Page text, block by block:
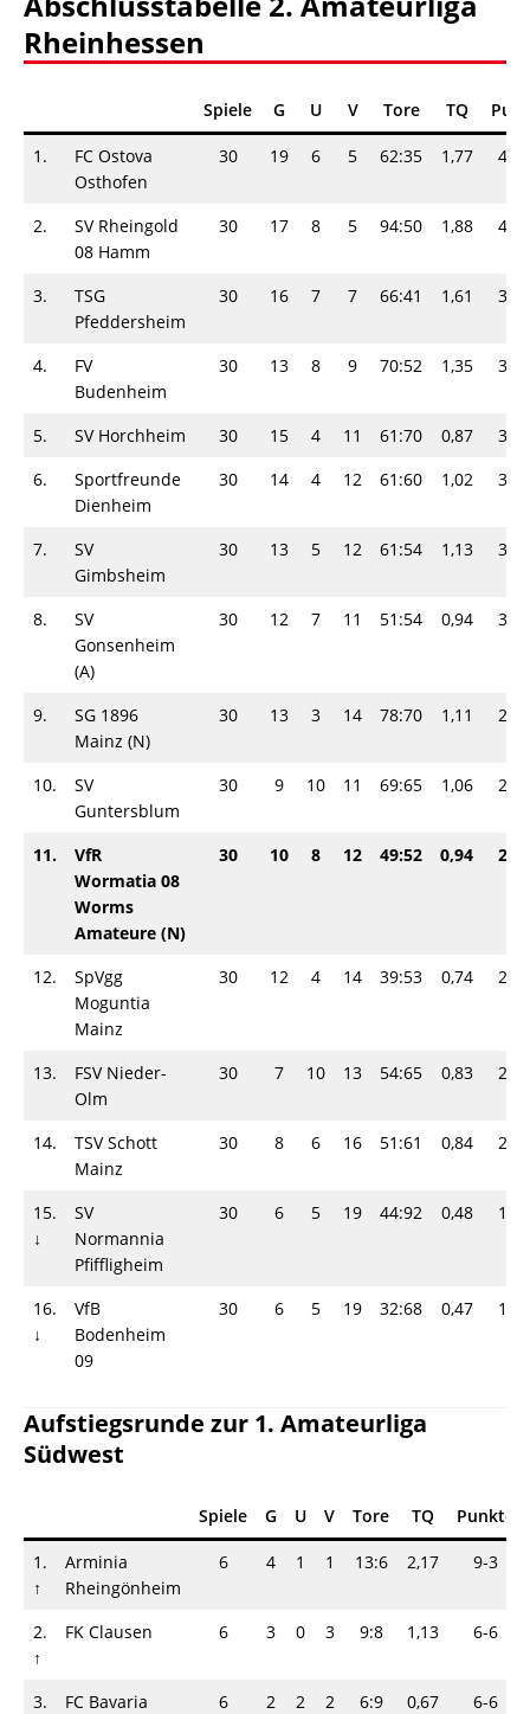
Rheinhessen
Spiele G U V Tore TQ
1.
FC Ostova
Osthofen
30 19 6 5 62:35 1,77 44-
2.
SV Rheingold
08 Hamm
30 17 8 5 94:50 1,88 42-
3.
TSG
Pfeddersheim
30 16 7 7 66:41 1,61 39-
4.
FV
Budenheim
30 13 8 9 70:52 1,35 34-
5. SV Horchheim 30 15 4 11 61:70 0,87
34-
6.
Sportfreunde
Dienheim
30 14 4 12 61:60 1,02 32-
7.
SV
Gimbsheim
30 13 5 12 61:54 1,13 31-
8.
SV
Gonsenheim
(A)
30 12 7 11 51:54 0,94 31-
9.
SG 1896
Mainz (N)
30 13 3 14 78:70 1,11 29-
10.
SV
Guntersblum
30 9 10 11 69:65 1,06 28-
11.
VfR
Wormatia 08
Worms
Amateure (N)
30 10 8 12 49:52 0,94 28-
12.
SpVgg
Moguntia
Mainz
30 12 4 14 39:53 0,74 28-
13.
FSV Nieder-
Olm
30 7 10 13 54:65 0,83 24-
14.
TSV Schott
Mainz
30 8 6 16 51:61 0,84 22-
15.
↓
SV
Normannia
Pfiffligheim
30 6 5 19 44:92 0,48 17-
16.
↓
VfB
Bodenheim
09
30 6 5 19 32:68 0,47 17-
Aufstiegsrunde zur 1. Amateurliga
Südwest
Spiele G U V Tore TQ Punkte
1.
↑
Arminia
Rheingönheim
6 4 1 1 13:6 2,17 9-3
2.
↑
FK Clausen 6 3 0 3 9:8 1,13 6-6
3.
FC Bavaria
6 2 2 2 6:9 0,67 6-6